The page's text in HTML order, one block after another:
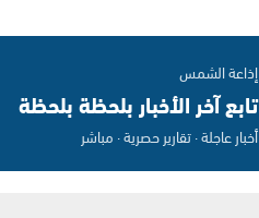
إذاعة الشمس
تابع آخر الأخبار بلحظة بلحظة
أخبار عاجلة · تقارير حصرية · مباشر